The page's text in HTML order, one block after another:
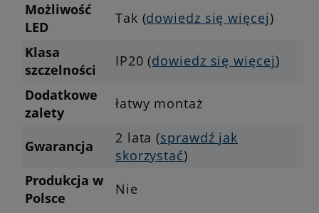
Możliwość
LED
Tak (dowiedz się więcej)
Klasa
szczelności
IP20 (dowiedz się więcej)
Dodatkowe
zalety
łatwy montaż
Gwarancja 2 lata (sprawdź jak
skorzystać)
Produkcja w
Polsce
Nie